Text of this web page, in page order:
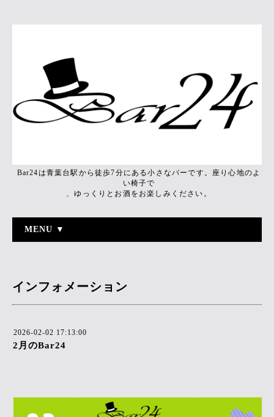
Bar24は青葉台駅から徒歩7分にある小さなバーです。座り心地のよ
い椅子で
、ゆっくりとお酒をお楽しみください。
MENU ▼
インフォメーション
2026-02-02 17:13:00
2月のBar24